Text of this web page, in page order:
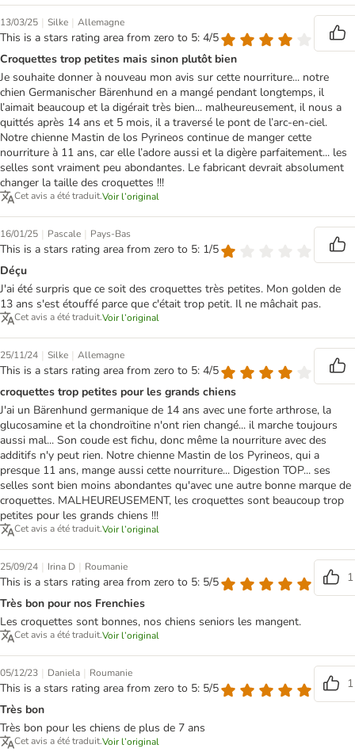
13/03/25 | Silke | Allemagne
This is a stars rating area from zero to 5: 4/5
Croquettes trop petites mais sinon plutôt bien
Je souhaite donner à nouveau mon avis sur cette nourriture... notre
chien Germanischer Bärenhund en a mangé pendant longtemps, il
l’aimait beaucoup et la digérait très bien... malheureusement, il nous a
quittés après 14 ans et 5 mois, il a traversé le pont de l’arc-en-ciel.
Notre chienne Mastin de los Pyrineos continue de manger cette
nourriture à 11 ans, car elle l’adore aussi et la digère parfaitement... les
selles sont vraiment peu abondantes. Le fabricant devrait absolument
changer la taille des croquettes !!!
Cet avis a été traduit.Voir l’original
16/01/25 | Pascale | Pays-Bas
This is a stars rating area from zero to 5: 1/5
Déçu
J'ai été surpris que ce soit des croquettes très petites. Mon golden de
13 ans s'est étouffé parce que c'était trop petit. Il ne mâchait pas.
Cet avis a été traduit.Voir l’original
25/11/24 | Silke | Allemagne
This is a stars rating area from zero to 5: 4/5
croquettes trop petites pour les grands chiens
J'ai un Bärenhund germanique de 14 ans avec une forte arthrose, la
glucosamine et la chondroïtine n'ont rien changé... il marche toujours
aussi mal... Son coude est fichu, donc même la nourriture avec des
additifs n'y peut rien. Notre chienne Mastin de los Pyrineos, qui a
presque 11 ans, mange aussi cette nourriture... Digestion TOP... ses
selles sont bien moins abondantes qu'avec une autre bonne marque de
croquettes. MALHEUREUSEMENT, les croquettes sont beaucoup trop
petites pour les grands chiens !!!
Cet avis a été traduit.Voir l’original
25/09/24 | Irina D | Roumanie
This is a stars rating area from zero to 5: 5/5
1
Très bon pour nos Frenchies
Les croquettes sont bonnes, nos chiens seniors les mangent.
Cet avis a été traduit.Voir l’original
05/12/23 | Daniela | Roumanie
This is a stars rating area from zero to 5: 5/5
1
Très bon
Très bon pour les chiens de plus de 7 ans
Cet avis a été traduit.Voir l’original